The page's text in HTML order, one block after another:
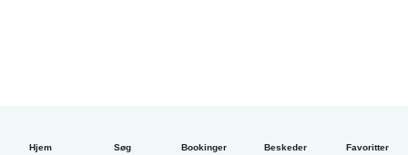
Hjem Søg Bookinger Beskeder Favoritter